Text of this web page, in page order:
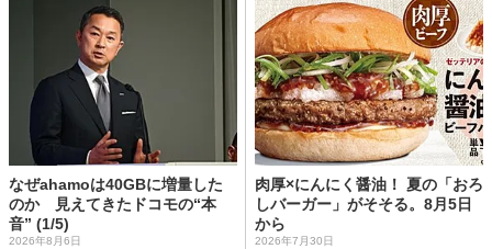
なぜahamoは40GBに増量した
のか 見えてきたドコモの“本
音” (1/5)
2026年8月6日
肉厚×にんにく醤油！ 夏の「おろ
しバーガー」がそそる。8月5日
から
2026年7月30日